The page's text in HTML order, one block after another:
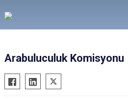
Arabuluculuk Komisyonu